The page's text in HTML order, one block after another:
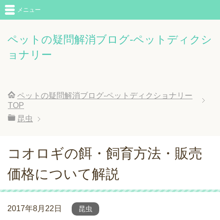
ペットの疑問解消ブログ-ペットディクシ
ョナリー
メニュー
ペットの疑問解消ブログ-ペットディクショナリー
TOP
昆虫
コオロギの餌・飼育方法・販売
価格について解説
2017年8月22日 昆虫